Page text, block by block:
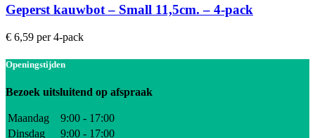
Geperst kauwbot – Small 11,5cm. – 4-pack
€ 6,59 per 4-pack
Openingstijden
Bezoek uitsluitend op afspraak
Maandag
9:00 - 17:00
Dinsdag
9:00 - 17:00